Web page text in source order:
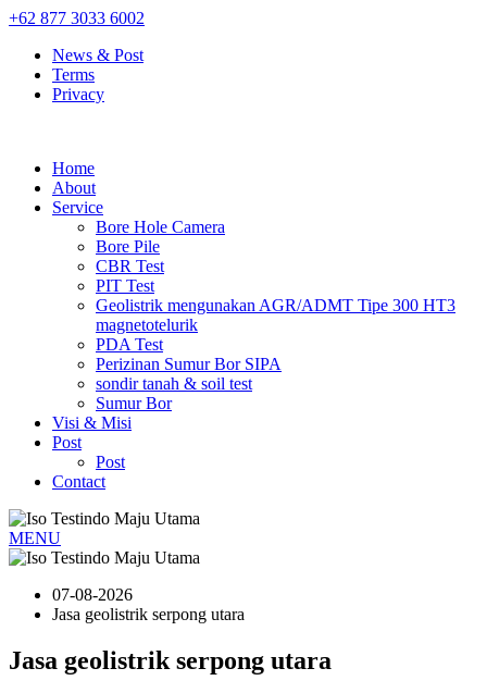
+62 877 3033 6002
News & Post
Terms
Privacy
Home
About
Service
Bore Hole Camera
Bore Pile
CBR Test
PIT Test
Geolistrik mengunakan AGR/ADMT Tipe 300 HT3
magnetotelurik
PDA Test
Perizinan Sumur Bor SIPA
sondir tanah & soil test
Sumur Bor
Visi & Misi
Post
Post
Contact
MENU
07-08-2026
Jasa geolistrik serpong utara
Jasa geolistrik serpong utara